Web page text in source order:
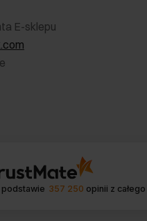
E-sklepu
podstawie 357 250 opinii z